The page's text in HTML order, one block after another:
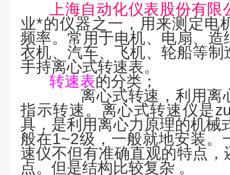
上海自动化仪表股份有
业*的仪器之一，用来测定电
频率。常用于电机、电扇、
衣机、汽车、飞机、轮船等
手持离心式转速表。
转速表的分类；
离心式转速，利用离
指示转速。离心式转速仪是
具，是利用离心力原理的机械
般在1~2级，一般就地安装。
速仪不但有准确直观的特点
点。但是结构比较复杂 。